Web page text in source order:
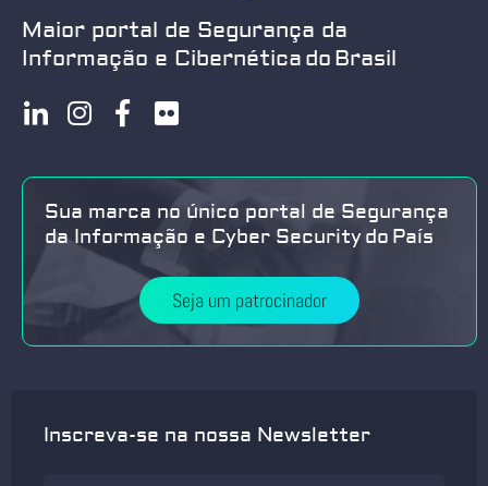
Maior portal de Segurança da
Informação e Cibernética do Brasil
Sua marca no único portal de Segurança
da Informação e Cyber Security do País
Seja um patrocinador
Inscreva-se na nossa Newsletter